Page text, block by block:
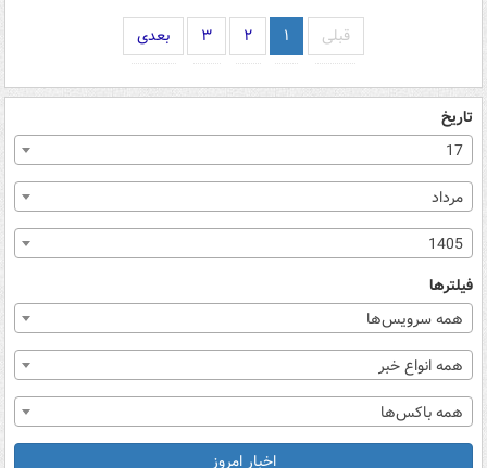
قبلی ۱ ۲ ۳ بعدی
تاریخ
17
مرداد
1405
فیلترها
همه سرویس‌ها
همه انواع خبر
همه باکس‌ها
اخبار امروز